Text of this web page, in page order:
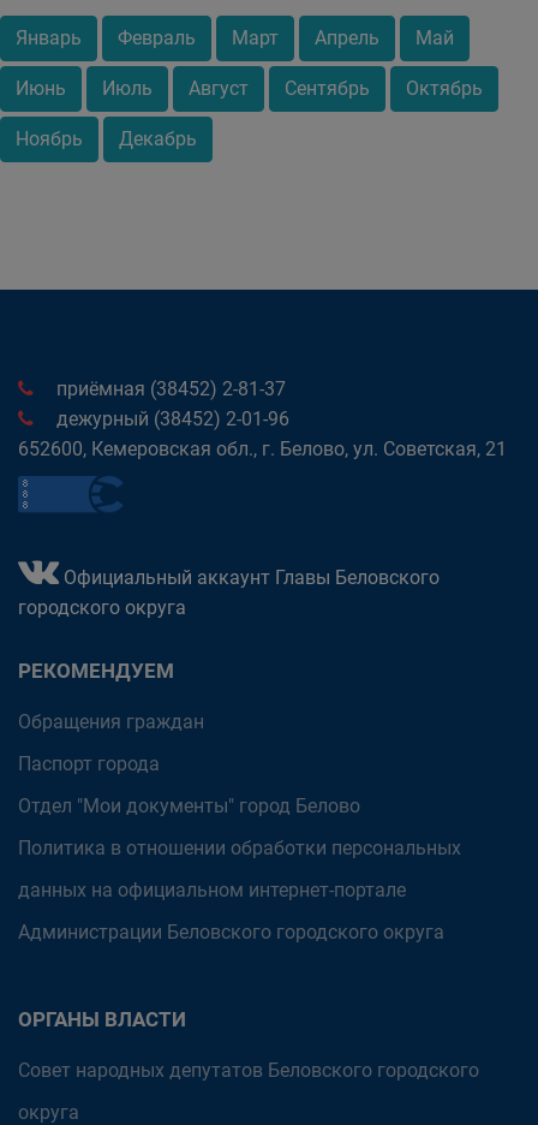
Январь Февраль Март Апрель Май
Июнь Июль Август Сентябрь Октябрь
Ноябрь Декабрь
приёмная (38452) 2-81-37
дежурный (38452) 2-01-96
652600, Кемеровская обл., г. Белово, ул. Советская, 21
Официальный аккаунт Главы Беловского
городского округа
РЕКОМЕНДУЕМ
Обращения граждан
Паспорт города
Отдел "Мои документы" город Белово
Политика в отношении обработки персональных
данных на официальном интернет-портале
Администрации Беловского городского округа
ОРГАНЫ ВЛАСТИ
Совет народных депутатов Беловского городского
округа